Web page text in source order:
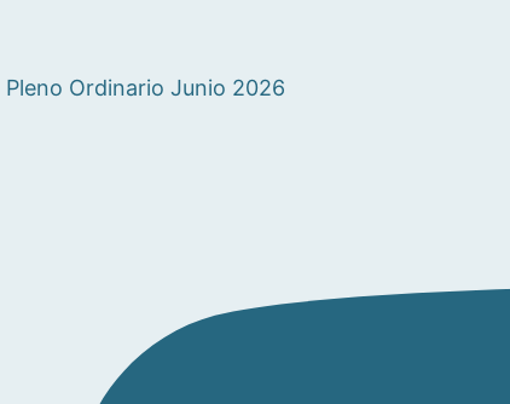
Pleno Ordinario Junio 2026